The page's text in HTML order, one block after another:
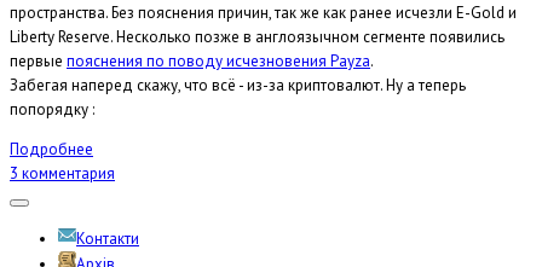
пространства. Без пояснения причин, так же как ранее исчезли E-Gold и
Liberty Reserve. Несколько позже в англоязычном сегменте появились
первые пояснения по поводу исчезновения Payza.
Забегая наперед скажу, что всё - из-за криптовалют. Ну а теперь
попорядку :
Подробнее
3 комментария
Контакти